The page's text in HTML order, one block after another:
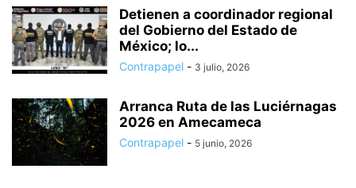
Detienen a coordinador regional
del Gobierno del Estado de
México; lo...
Contrapapel - 3 julio, 2026
Arranca Ruta de las Luciérnagas
2026 en Amecameca
Contrapapel - 5 junio, 2026